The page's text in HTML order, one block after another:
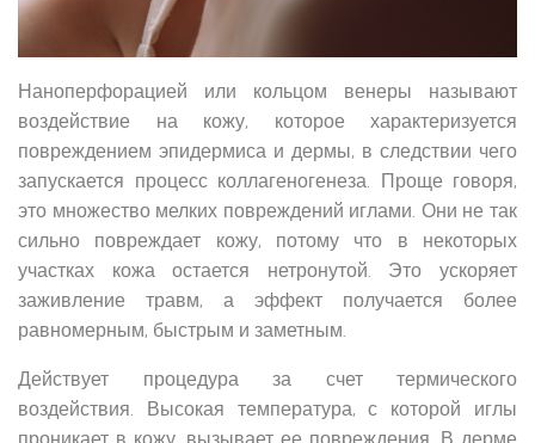
Наноперфорацией или кольцом венеры называют
воздействие на кожу, которое характеризуется
повреждением эпидермиса и дермы, в следствии чего
запускается процесс коллагеногенеза. Проще говоря,
это множество мелких повреждений иглами. Они не так
сильно повреждает кожу, потому что в некоторых
участках кожа остается нетронутой. Это ускоряет
заживление травм, а эффект получается более
равномерным, быстрым и заметным.
Действует процедура за счет термического
воздействия. Высокая температура, с которой иглы
проникает в кожу, вызывает ее повреждения. В дерме